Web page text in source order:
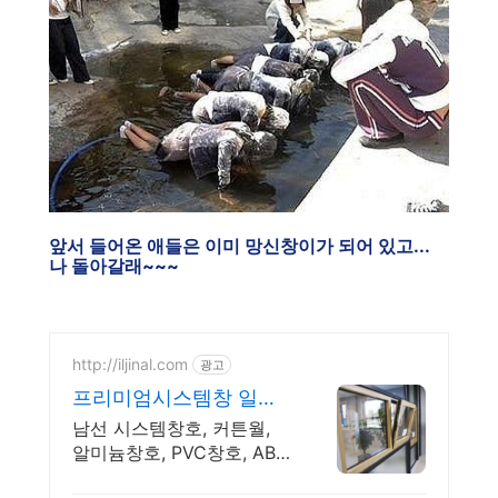
앞서 들어온 애들은 이미 망신창이가 되어 있고...
나 돌아갈래~~~
http://iljinal.com 광고
프리미엄시스템창 일진
알미늄
남선 시스템창호, 커튼월,
알미늄창호, PVC창호, ABS